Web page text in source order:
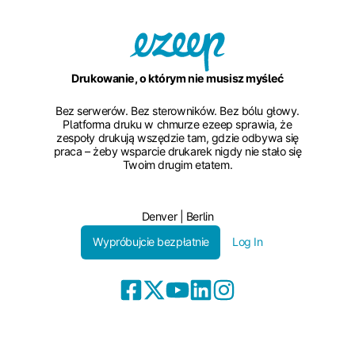
Drukowanie, o którym nie musisz myśleć
Bez serwerów. Bez sterowników. Bez bólu głowy.
Platforma druku w chmurze ezeep sprawia, że
zespoły drukują wszędzie tam, gdzie odbywa się
praca – żeby wsparcie drukarek nigdy nie stało się
Twoim drugim etatem.
Denver | Berlin
Wypróbujcie bezpłatnie
Log In